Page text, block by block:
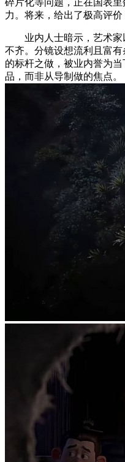
碎片化等问题，正在国表
力。将来，给出了极高评
业内人士暗示，艺术家
不齐。分镜设想流利且富
的标杆之做，被业内誉为
品，而非从导制做的焦点。